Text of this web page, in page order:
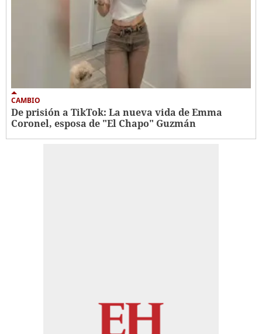
CAMBIO
De prisión a TikTok: La nueva vida de Emma
Coronel, esposa de "El Chapo" Guzmán